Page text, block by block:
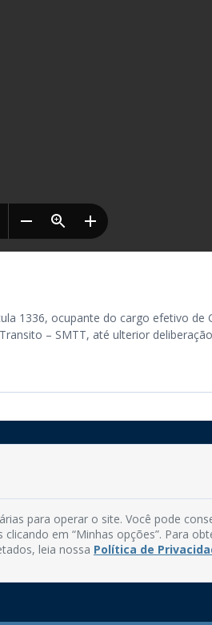
1336, ocupante do cargo efetivo de
– SMTT, até ulterior
Fone: (83) 3292-2246
Email:
Expediente: Segunda à Sexta, das 08h
para operar o site. Você pode
em “Minhas opções”. Para
leia nossa Política de